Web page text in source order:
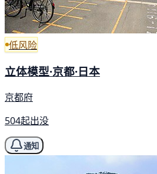
低风险
立体模型·京都·日本
京都府
504起出没
通知